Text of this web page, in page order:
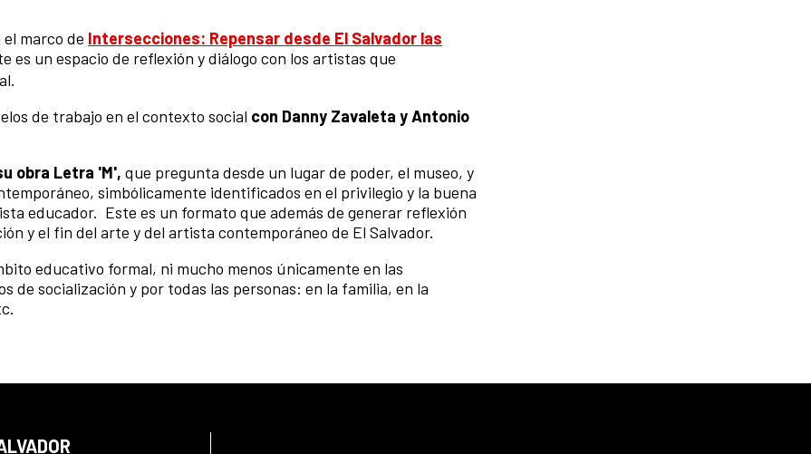
el marco de Intersecciones: Repensar desde El Salvador las
es un espacio de reflexión y diálogo con los artistas que
de trabajo en el contexto social con Danny Zavaleta y Antonio
obra Letra 'M', que pregunta desde un lugar de poder, el museo, y
simbólicamente identificados en el privilegio y la buena
educador. Este es un formato que además de generar reflexión
y el fin del arte y del artista contemporáneo de El Salvador.
educativo formal, ni mucho menos únicamente en las
de socialización y por todas las personas: en la familia, en la